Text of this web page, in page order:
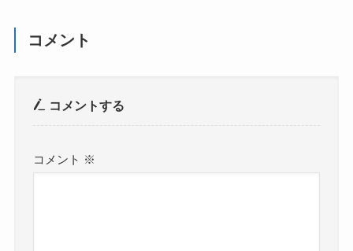
コメント
コメントする
コメント ※